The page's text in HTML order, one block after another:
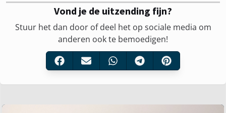
Vond je de uitzending fijn?
Stuur het dan door of deel het op sociale media om
anderen ook te bemoedigen!